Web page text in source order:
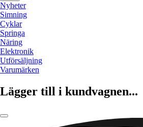
Nyheter
Simning
Cyklar
Springa
Näring
Elektronik
Utförsäljning
Varumärken
Lägger till i kundvagnen...